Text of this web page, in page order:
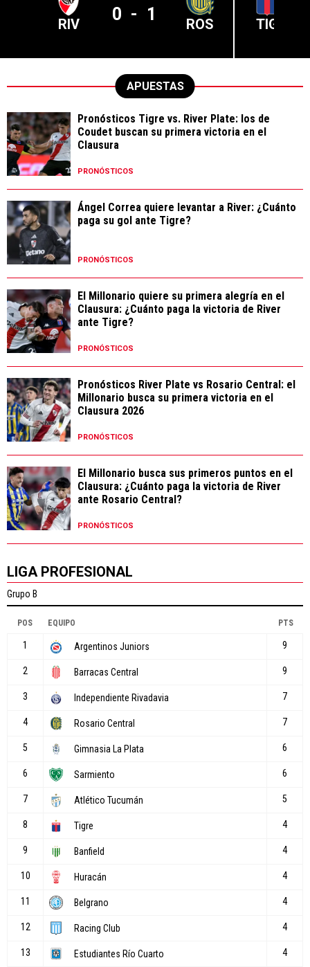
RIV 0 - 1 ROS TIG
APUESTAS
Pronósticos Tigre vs. River Plate: los de
Coudet buscan su primera victoria en el
Clausura
PRONÓSTICOS
Ángel Correa quiere levantar a River: ¿Cuánto
paga su gol ante Tigre?
PRONÓSTICOS
El Millonario quiere su primera alegría en el
Clausura: ¿Cuánto paga la victoria de River
ante Tigre?
PRONÓSTICOS
Pronósticos River Plate vs Rosario Central: el
Millonario busca su primera victoria en el
Clausura 2026
PRONÓSTICOS
El Millonario busca sus primeros puntos en el
Clausura: ¿Cuánto paga la victoria de River
ante Rosario Central?
PRONÓSTICOS
LIGA PROFESIONAL